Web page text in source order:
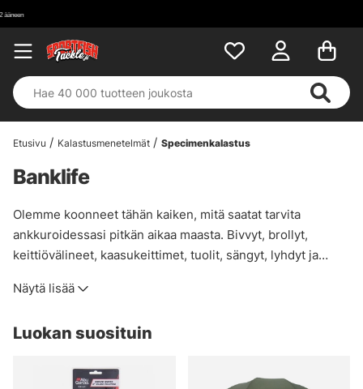
Etusivu Kalastusmenetelmät Specimenkalastus
Banklife
Olemme koonneet tähän kaiken, mitä saatat tarvita
ankkuroidessasi pitkän aikaa maasta. Bivvyt, brollyt,
keittiövälineet, kaasukeittimet, tuolit, sängyt, lyhdyt ja
aikana. Olemme päättäneet kutsua sitä nimellä Banklife,
Näytä lisää
Luokan suosituin